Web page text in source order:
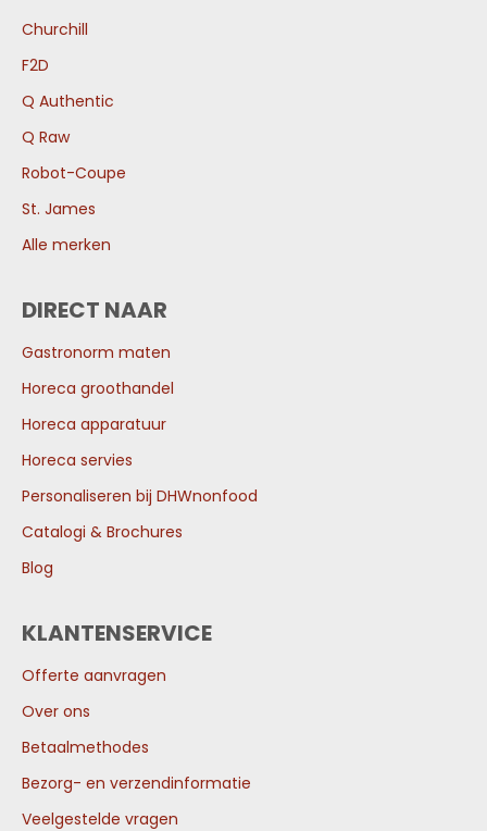
Churchill
F2D
Q Authentic
Q Raw
Robot-Coupe
St. James
Alle merken
DIRECT NAAR
Gastronorm maten
Horeca groothandel
Horeca apparatuur
Horeca servies
Personaliseren bij DHWnonfood
Catalogi & Brochures
Blog
KLANTENSERVICE
Offerte aanvragen
Over ons
Betaalmethodes
Bezorg- en verzendinformatie
Veelgestelde vragen